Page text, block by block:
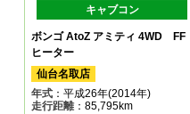
キャブコン
ボンゴ AtoZ アミティ 4WD FF
ヒーター
仙台名取店
年式 ：平成26年(2014年)
走行距離：85,795km